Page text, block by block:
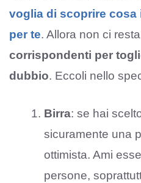
voglia di scoprire cosa
per te. Allora non ci
corrispondenti per
dubbio. Eccoli nello
Birra: se hai
sicuramente una
ottimista. Ami
persone,